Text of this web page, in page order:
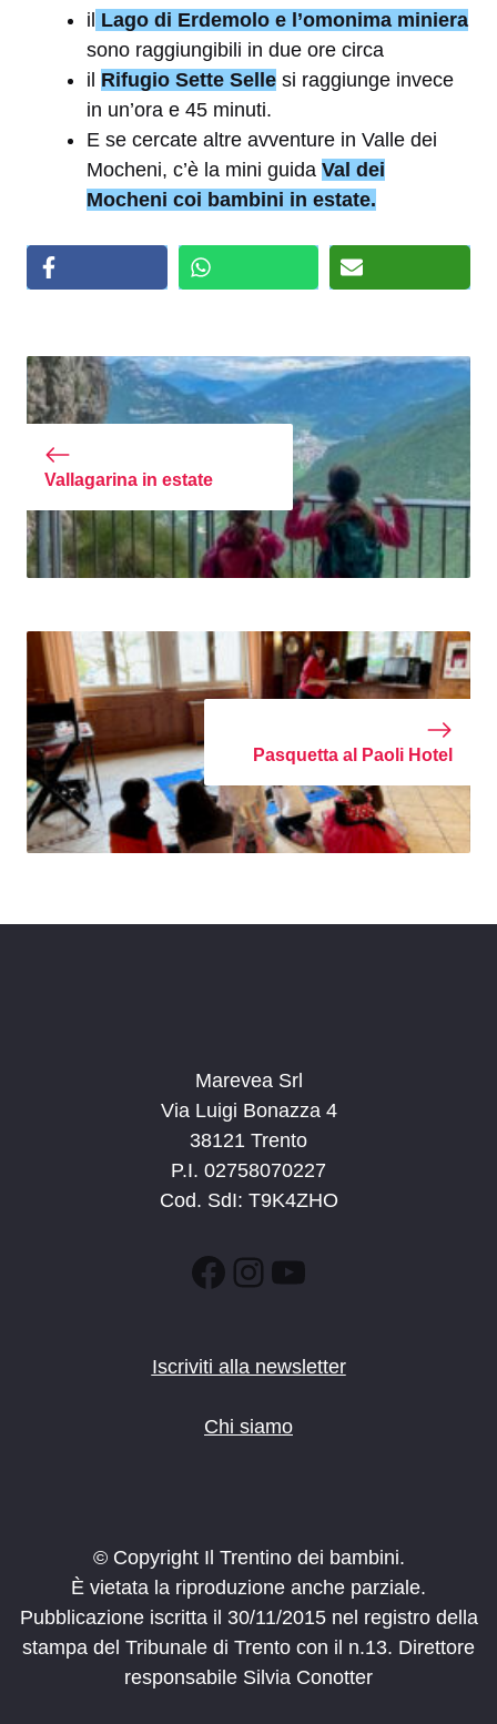
il Lago di Erdemolo e l’omonima miniera
sono raggiungibili in due ore circa
il Rifugio Sette Selle si raggiunge invece
in un’ora e 45 minuti.
E se cercate altre avventure in Valle dei
Mocheni, c’è la mini guida Val dei
Mocheni coi bambini in estate.
Vallagarina in estate
Pasquetta al Paoli Hotel
Marevea Srl
Via Luigi Bonazza 4
38121 Trento
P.I. 02758070227
Cod. SdI: T9K4ZHO
Facebook
Instagram
YouTube
Iscriviti alla newsletter
Chi siamo
© Copyright Il Trentino dei bambini.
È vietata la riproduzione anche parziale.
Pubblicazione iscritta il 30/11/2015 nel registro della
stampa del Tribunale di Trento con il n.13. Direttore
responsabile Silvia Conotter